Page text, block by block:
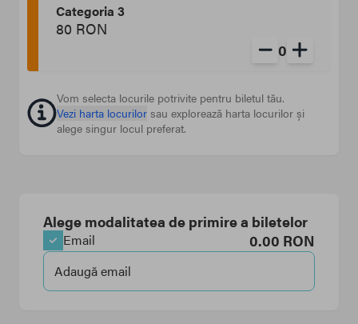
Categoria 3
80 RON
0
Vom selecta locurile potrivite pentru biletul tău.
Vezi harta locurilor sau explorează harta locurilor și
alege singur locul preferat.
Alege modalitatea de primire a biletelor
Email 0.00 RON